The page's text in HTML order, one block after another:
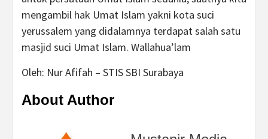
mengambil hak Umat Islam yakni kota suci
yerussalem yang didalamnya terdapat salah satu
masjid suci Umat Islam. Wallahua’lam
Oleh: Nur Afifah – STIS SBI Surabaya
About Author